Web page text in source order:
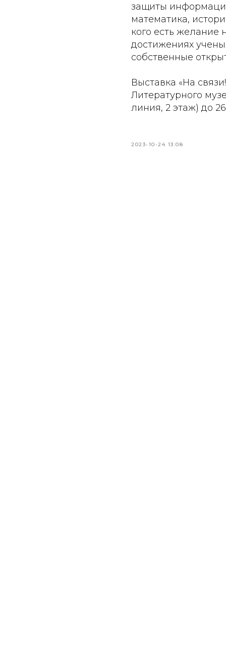
защиты
математика,
кого есть желание
достижениях
собственные
Выставка «На
Литературного
линия, 2 этаж) до
2023-10-24 13:08